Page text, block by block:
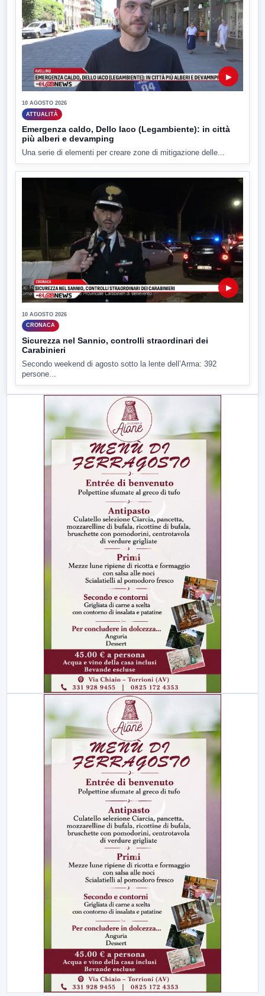
▶
10 AGOSTO 2026
ATTUALITÀ
Emergenza caldo, Dello Iaco (Legambiente): in città
più alberi e devamping
Una serie di elementi per creare zone di mitigazione delle...
▶
10 AGOSTO 2026
CRONACA
Sicurezza nel Sannio, controlli straordinari dei
Carabinieri
Secondo weekend di agosto sotto la lente dell’Arma: 392
persone...